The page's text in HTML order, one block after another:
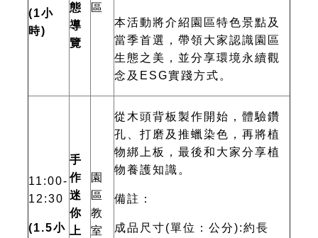
(1小
時)
態
導
覽
區
本活動將介紹園區特色景點及
當季首選，帶領大家認識園區
生態之美，並分享環境永續觀
念及ESG實踐方式。
11:00-
12:30
(1.5小
手
作
迷
你
上
園
區
教
室
從木頭背板製作開始，體驗鑽
孔、打磨及推蠟染色，再將植
物綁上板，最後和大家分享植
物養護知識。
備註：
成品尺寸(單位：公分):約長